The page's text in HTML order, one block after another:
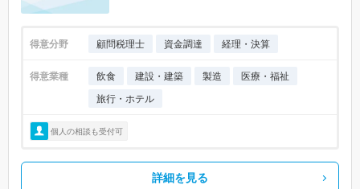
得意分野 顧問税理士 資金調達 経理・決算
得意業種 飲食 建設・建築 製造
医療・福祉
旅行・ホテル
個人の相談も受付可
詳細を見る